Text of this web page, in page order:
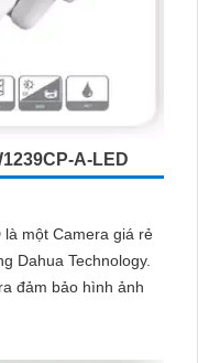
A-LED
là một Camera giá rẻ
Dahua Technology.
đảm bảo hình ảnh